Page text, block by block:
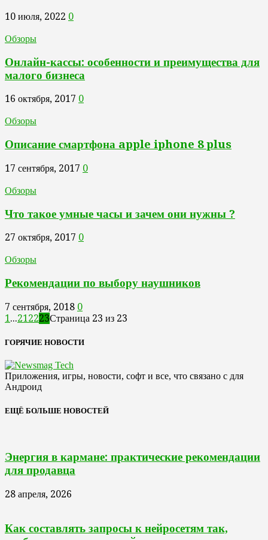
10 июля, 2022 0
Обзоры
Онлайн-кассы: особенности и преимущества для
малого бизнеса
16 октября, 2017 0
Обзоры
Описание смартфона apple iphone 8 plus
17 сентября, 2017 0
Обзоры
Что такое умные часы и зачем они нужны ?
27 октября, 2017 0
Обзоры
Рекомендации по выбору наушников
7 сентября, 2018 0
1 ...21 2223Страница 23 из 23
ГОРЯЧИЕ НОВОСТИ
Приложения, игры, новости, софт и все, что связано с для
Андроид
ЕЩЁ БОЛЬШЕ НОВОСТЕЙ
Энергия в кармане: практические рекомендации
для продавца
28 апреля, 2026
Как составлять запросы к нейросетям так,